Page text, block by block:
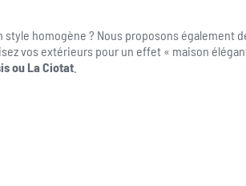
style homogène ? Nous proposons également
vos extérieurs pour un effet « maison
ou La Ciotat